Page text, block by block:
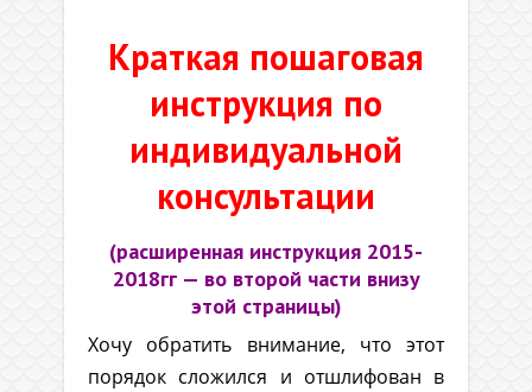
Краткая пошаговая
инструкция по
индивидуальной
консультации
(расширенная инструкция 2015-
2018гг — во второй части внизу
этой страницы)
Хочу обратить внимание, что этот
порядок сложился и отшлифован в